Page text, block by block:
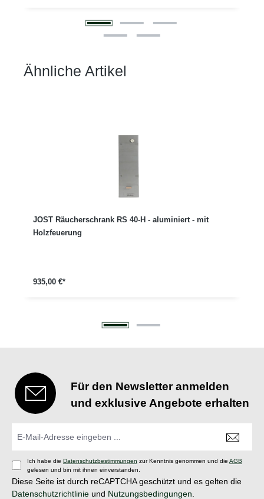
Produktgalerie überspringen
Ähnliche Artikel
JOST Räucherschrank RS 40-H - aluminiert - mit
Holzfeuerung
935,00 €*
Für den Newsletter anmelden
und exklusive Angebote erhalten
Ich habe die Datenschutzbestimmungen zur Kenntnis genommen und die AGB
gelesen und bin mit ihnen einverstanden.
Diese Seite ist durch reCAPTCHA geschützt und es gelten die
Datenschutzrichtlinie und Nutzungsbedingungen